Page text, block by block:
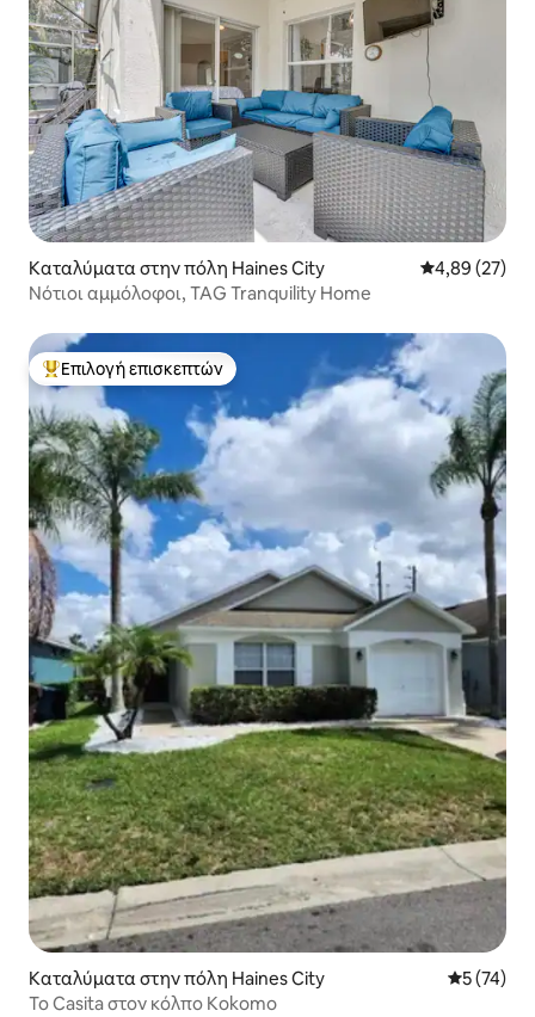
Καταλύματα στην πόλη Haines City Μέση
4,89 (27)
Νότιοι αμμόλοφοι, TAG Tranquility Home
Κορυφαία επιλογή επισκεπτών
Επιλογή επισκεπτών
Καταλύματα στην πόλη Haines City Μέση
5 (74)
Το Casita στον κόλπο Kokomo